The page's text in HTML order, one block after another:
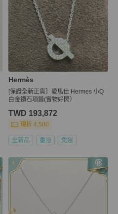
Hermès
[保證全新正貨］愛馬仕 Hermes 小Q
白金鑽石項鏈(實物好閃）
TWD 193,872
現折 4,500
全新品 香港 免運